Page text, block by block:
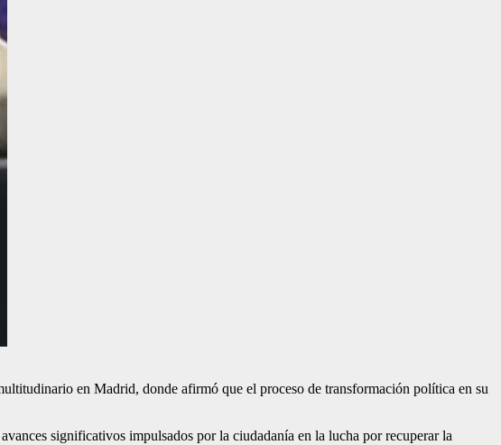
en Madrid, donde afirmó que el proceso de transformación política en su
significativos impulsados por la ciudadanía en la lucha por recuperar la